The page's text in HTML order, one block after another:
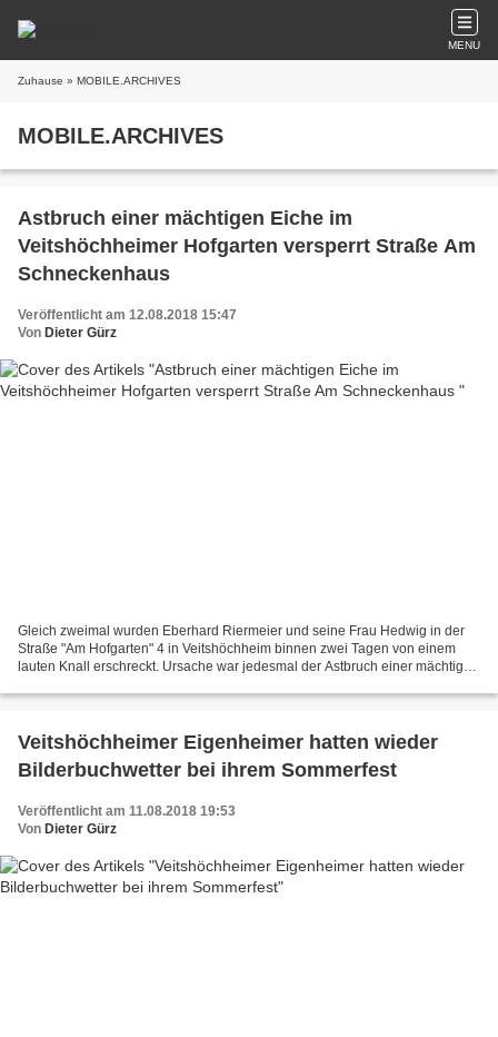
MENU
Zuhause » MOBILE.ARCHIVES
MOBILE.ARCHIVES
Astbruch einer mächtigen Eiche im
Veitshöchheimer Hofgarten versperrt Straße Am
Schneckenhaus
Veröffentlicht am 12.08.2018 15:47
Von Dieter Gürz
Gleich zweimal wurden Eberhard Riermeier und seine Frau Hedwig in der
Straße "Am Hofgarten" 4 in Veitshöchheim binnen zwei Tagen von einem
lauten Knall erschreckt. Ursache war jedesmal der Astbruch einer mächtigen
Veitshöchheimer Eigenheimer hatten wieder
Bilderbuchwetter bei ihrem Sommerfest
Veröffentlicht am 11.08.2018 19:53
Von Dieter Gürz